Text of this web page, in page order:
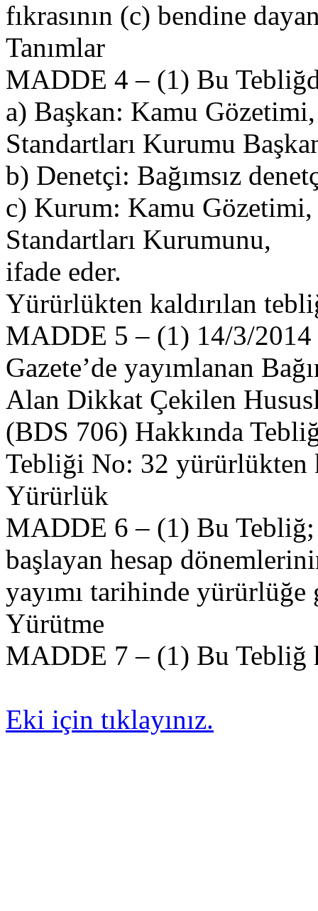
fıkrasının (c) bendine
Tanımlar
MADDE 4 – (1) Bu
a) Başkan: Kamu
Standartları Kurumu
b) Denetçi: Bağımsız
c) Kurum: Kamu
Standartları Kurumunu,
ifade eder.
Yürürlükten kaldırılan
MADDE 5 – (1) 14/3/2014
Gazete’de yayımlanan
Alan Dikkat Çekilen
(BDS 706) Hakkında
Tebliği No: 32 yürürlükten
Yürürlük
MADDE 6 – (1) Bu Tebliğ;
başlayan hesap
yayımı tarihinde yürürlüğe
Yürütme
MADDE 7 – (1) Bu Tebliğ
Eki için tıklayınız.